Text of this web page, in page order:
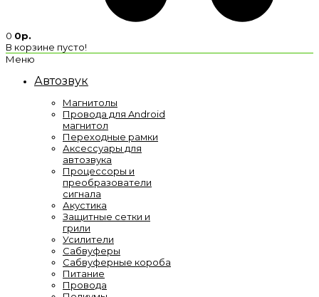
0 0р.
В корзине пусто!
Меню
Автозвук
Магнитолы
Провода для Android
магнитол
Переходные рамки
Аксессуары для
автозвука
Процессоры и
преобразователи
сигнала
Акустика
Защитные сетки и
грили
Усилители
Сабвуферы
Сабвуферные короба
Питание
Провода